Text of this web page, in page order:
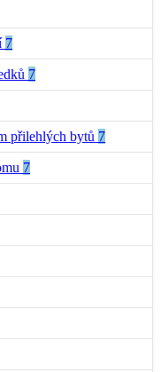
7
7
přilehlých bytů 7
7